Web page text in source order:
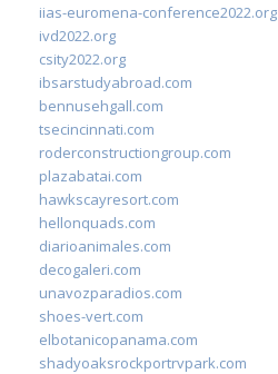
iias-euromena-conference2022.org
ivd2022.org
csity2022.org
ibsarstudyabroad.com
bennusehgall.com
tsecincinnati.com
roderconstructiongroup.com
plazabatai.com
hawkscayresort.com
hellonquads.com
diarioanimales.com
decogaleri.com
unavozparadios.com
shoes-vert.com
elbotanicopanama.com
shadyoaksrockportrvpark.com